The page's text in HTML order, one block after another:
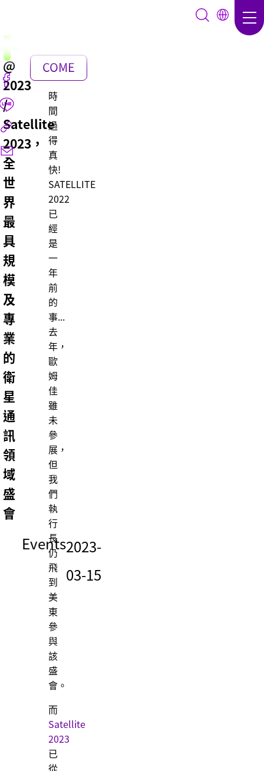
@
2023
/
Satellite
2023，
全
世
界
最
具
規
模
及
專
業
的
衛
星
通
訊
領
域
盛
會
Events2023-
03-15
時
間
過
得
真
快!
SATELLITE
2022
已
經
是
一
年
前
的
事...
去
年，
歐
姆
佳
雖
未
參
展，
但
我
們
執
行
長
仍
飛
到
美
東
參
與
該
盛
會。
而
Satellite
2023
已
從
COME
BACK